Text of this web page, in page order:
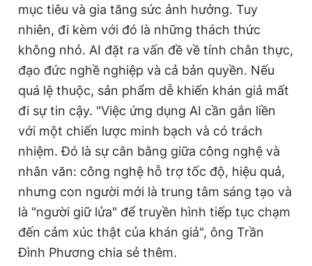
mục tiêu và gia tăng sức ảnh hưởng. Tuy
nhiên, đi kèm với đó là những thách thức
không nhỏ. AI đặt ra vấn đề về tính chân thực,
đạo đức nghề nghiệp và cả bản quyền. Nếu
quá lệ thuộc, sản phẩm dễ khiến khán giả mất
đi sự tin cậy. "Việc ứng dụng AI cần gắn liền
với một chiến lược minh bạch và có trách
nhiệm. Đó là sự cân bằng giữa công nghệ và
nhân văn: công nghệ hỗ trợ tốc độ, hiệu quả,
nhưng con người mới là trung tâm sáng tạo và
là "người giữ lửa" để truyền hình tiếp tục chạm
đến cảm xúc thật của khán giả", ông Trần
Đình Phương chia sẻ thêm.